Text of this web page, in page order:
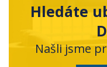
Hledáte
Našli jsme